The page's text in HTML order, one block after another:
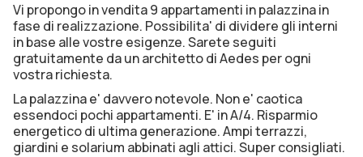
Vi propongo in vendita 9 appartamenti in palazzina in
fase di realizzazione. Possibilita' di dividere gli interni
in base alle vostre esigenze. Sarete seguiti
gratuitamente da un architetto di Aedes per ogni
vostra richiesta.
La palazzina e' davvero notevole. Non e' caotica
essendoci pochi appartamenti. E' in A/4. Risparmio
energetico di ultima generazione. Ampi terrazzi,
giardini e solarium abbinati agli attici. Super consigliati.